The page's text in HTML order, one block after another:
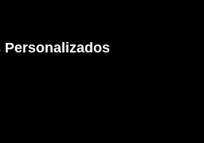
Personalizados